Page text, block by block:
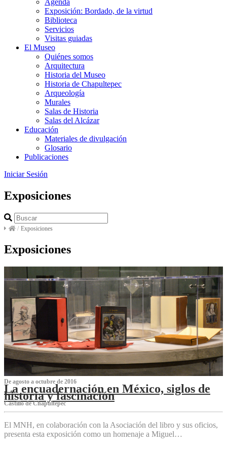
Agenda
Exposición: Bordado, de la virtud
Biblioteca
Servicios
Visitas guiadas
El Museo
Quiénes somos
Arquitectura
Historia del Museo
Historia de Chapultepec
Arqueología
Murales
Salas de Historia
Salas del Alcázar
Educación
Materiales de divulgación
Glosario
Publicaciones
Iniciar Sesión
Exposiciones
/ Exposiciones
Exposiciones
De agosto a octubre de 2016
La encuadernación en México, siglos de
historia y fascinación
Castillo de Chapultepec
El MNH, en colaboración con la Asociación del libro y sus oficios,
presenta esta exposición como un homenaje a Miguel…